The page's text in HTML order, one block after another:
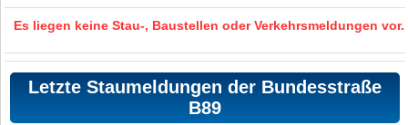
Es liegen keine Stau-, Baustellen oder Verkehrsmeldungen vor.
Letzte Staumeldungen der Bundesstraße
B89